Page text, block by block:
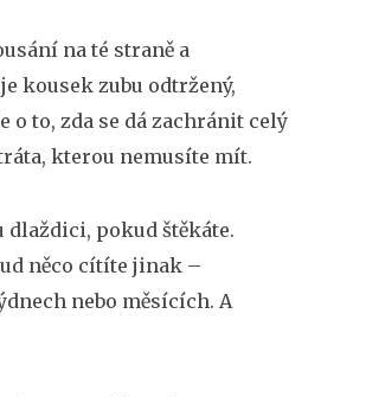
na té straně a
kousek zubu odtržený,
o to, zda se dá zachránit celý
kterou nemusíte mít.
dlaždici, pokud štěkáte.
něco cítíte jinak –
nebo měsících. A